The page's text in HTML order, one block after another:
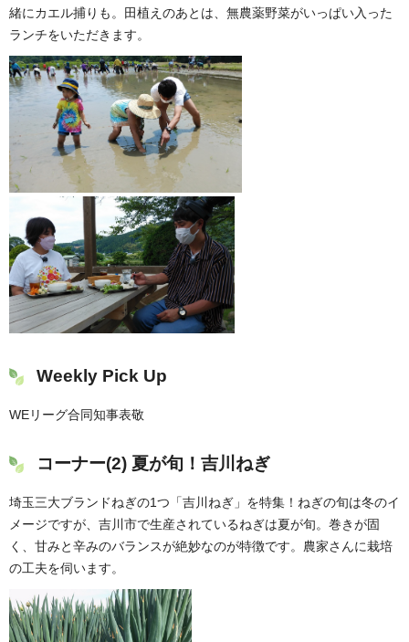
緒にカエル捕りも。田植えのあとは、無農薬野菜がいっぱい入った
ランチをいただきます。
Weekly Pick Up
WEリーグ合同知事表敬
コーナー(2) 夏が旬！吉川ねぎ
埼玉三大ブランドねぎの1つ「吉川ねぎ」を特集！ねぎの旬は冬のイ
メージですが、吉川市で生産されているねぎは夏が旬。巻きが固
く、甘みと辛みのバランスが絶妙なのが特徴です。農家さんに栽培
の工夫を伺います。